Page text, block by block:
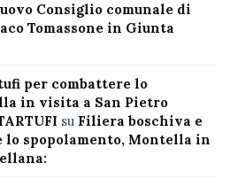
Consiglio comunale di
Tomassone in Giunta
per combattere lo
in visita a San Pietro
su Filiera boschiva e
spopolamento, Montella in